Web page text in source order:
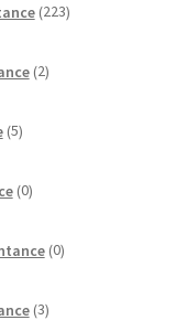
223izdelkov
2izdelka
5izdelkov
0izdelkov
0izdelkov
3izdelki